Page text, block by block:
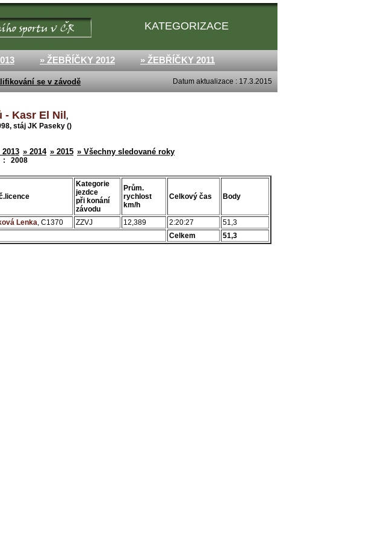
KATEGORIZACE
» ŽEBŘÍČKY 2012 » ŽEBŘÍČKY 2011
se v závodě Datum aktualizace : 17.3.2015
Kasr El Nil ,
stáj JK Paseky ()
2013 » 2014 » 2015 » Všechny sledované roky
: 2008
Kategorie
jezdce
při konání
závodu
Prům.
rychlost
km/h
Celkový čas Body
Lenka, C1370 ZZVJ 12,389 2:20:27
51,3
Celkem
51,3